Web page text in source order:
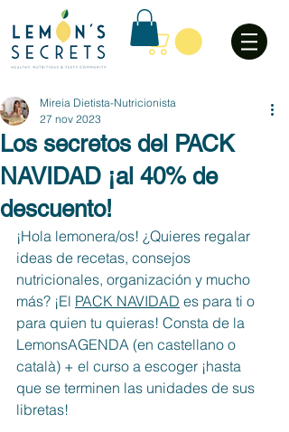
Los secretos del PACK
NAVIDAD ¡al 40% de
descuento!
Mireia Dietista-Nutricionista
27 nov 2023
¡Hola lemonera/os! ¿Quieres regalar
ideas de recetas, consejos
nutricionales, organización y mucho
más? ¡El PACK NAVIDAD es para ti o
para quien tu quieras! Consta de la
LemonsAGENDA (en castellano o
català) + el curso a escoger ¡hasta
que se terminen las unidades de sus
libretas!